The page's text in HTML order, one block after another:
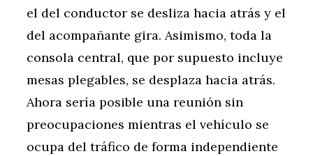
el del conductor se desliza hacia atrás y el
del acompañante gira. Asimismo, toda la
consola central, que por supuesto incluye
mesas plegables, se desplaza hacia atrás.
Ahora sería posible una reunión sin
preocupaciones mientras el vehículo se
ocupa del tráfico de forma independiente